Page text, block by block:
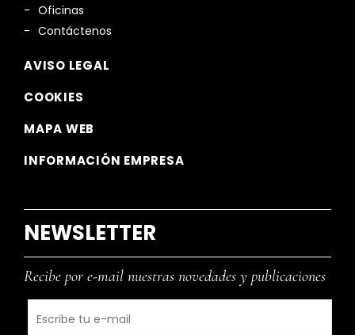
Oficinas
Contáctenos
AVISO LEGAL
COOKIES
MAPA WEB
INFORMACIÓN EMPRESA
NEWSLETTER
Recibe por e-mail nuestras novedades y publicaciones